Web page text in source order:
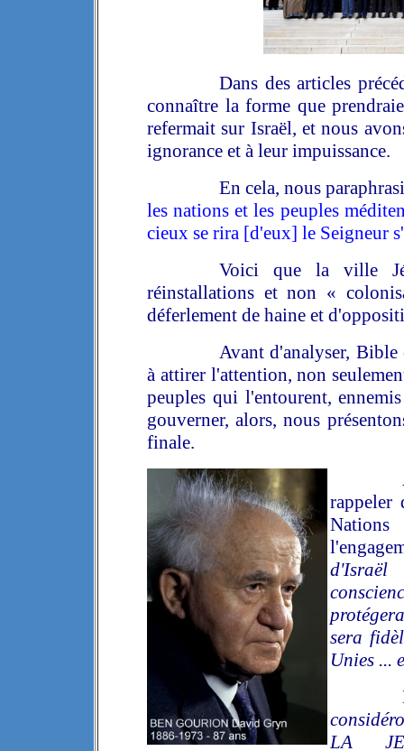
Dans des articles
connaître la forme que
refermait sur Israël, et nous
ignorance et à leur impuissance.
En cela, nous
les nations et les peuples
cieux se rira [d'eux] le Seigneur
Voici que la ville
réinstallations et non «
déferlement de haine et
Avant d'analyser,
à attirer l'attention, non
peuples qui l'entourent,
gouverner, alors, nous
finale.
rappeler
sera
Unies ...
LA